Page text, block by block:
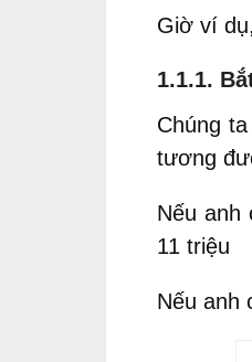
Giờ ví
1.1.1.
Chúng
tương
Nếu anh
11 triệu
Nếu anh